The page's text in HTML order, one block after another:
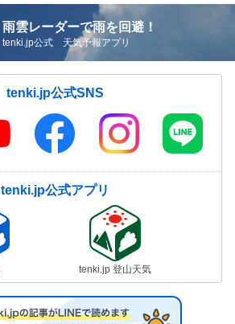
雨雲レーダーで雨を回避！
tenki.jp公式 天気予報アプリ
tenki.jp公式SNS
tenki.jp公式アプリ
tenki.jp 登山天気